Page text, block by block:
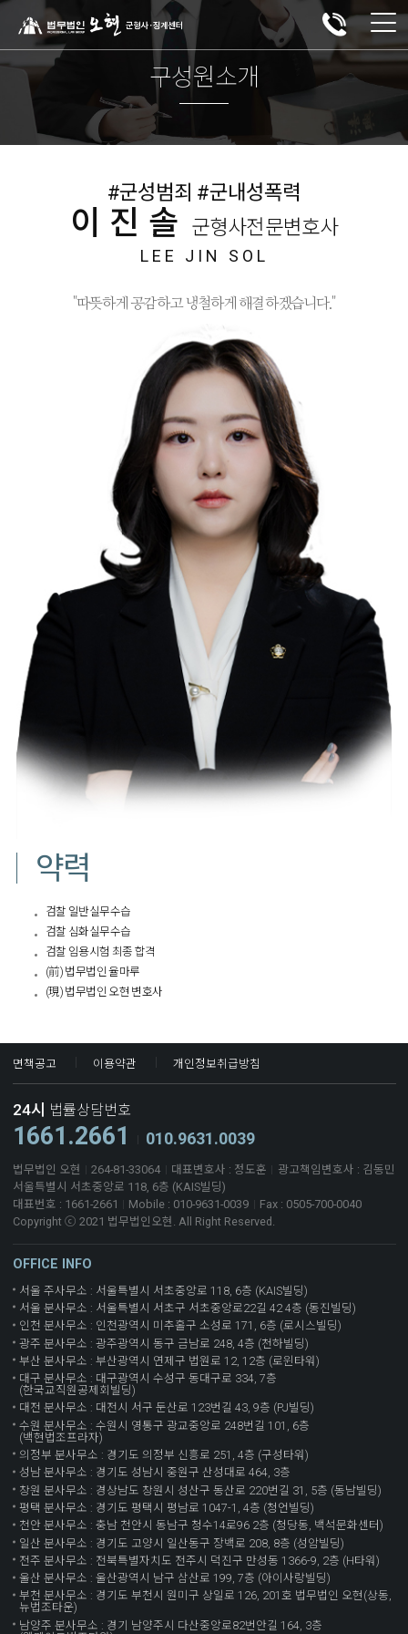
구성원소개
#군성범죄 #군내성폭력
이진솔 군형사전문변호사
LEE JIN SOL
"따뜻하게 공감하고 냉철하게 해결하겠습니다."
약력
검찰 일반실무수습
검찰 심화실무수습
검찰 임용시험 최종 합격
(前) 법무법인 율마루
(現) 법무법인 오현 변호사​
면책공고 이용약관 개인정보취급방침
24시 법률상담번호
1661.2661 010.9631.0039
법무법인 오현 264-81-33064 대표변호사 : 정도훈
광고책임변호사 : 김동민
서울특별시 서초중앙로 118, 6층 (KAIS빌딩)
대표번호 : 1661-2661
Mobile : 010-9631-0039
Fax : 0505-700-0040
Copyright ⓒ 2021 법무법인오현. All Right Reserved.
OFFICE INFO
서울 주사무소 : 서울특별시 서초중앙로 118, 6층 (KAIS빌딩)
서울 분사무소 : 서울특별시 서초구 서초중앙로22길 42 4층 (동진빌딩)
인천 분사무소 : 인천광역시 미추홀구 소성로 171, 6층 (로시스빌딩)
광주 분사무소 : 광주광역시 동구 금남로 248, 4층 (천하빌딩)
부산 분사무소 : 부산광역시 연제구 법원로 12, 12층 (로윈타워)
대구 분사무소 : 대구광역시 수성구 동대구로 334, 7층
(한국교직원공제회빌딩)
대전 분사무소 : 대전시 서구 둔산로 123번길 43, 9층 (PJ빌딩)
수원 분사무소 : 수원시 영통구 광교중앙로 248번길 101, 6층
(백현법조프라자)
의정부 분사무소 : 경기도 의정부 신흥로 251, 4층 (구성타워)
성남 분사무소 : 경기도 성남시 중원구 산성대로 464, 3층
창원 분사무소 : 경상남도 창원시 성산구 동산로 220번길 31, 5층 (동남빌딩)
평택 분사무소 : 경기도 평택시 평남로 1047-1, 4층 (청언빌딩)
천안 분사무소 : 충남 천안시 동남구 청수14로96 2층 (청당동, 백석문화센터)
일산 분사무소 : 경기도 고양시 일산동구 장백로 208, 8층 (성암빌딩)
전주 분사무소 : 전북특별자치도 전주시 덕진구 만성동 1366-9, 2층 (H타워)
울산 분사무소 : 울산광역시 남구 삼산로 199, 7층 (아이사랑빌딩)
부천 분사무소 : 경기도 부천시 원미구 상일로 126, 201호 법무법인 오현(상동,
뉴법조타운)
남양주 분사무소 : 경기 남양주시 다산중앙로82번안길 164, 3층